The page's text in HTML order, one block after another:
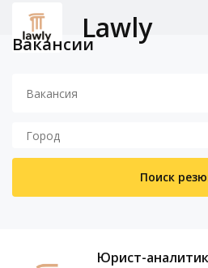
Lawly
Вакансии
Поиск
Юрист-аналитик